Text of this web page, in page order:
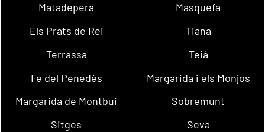
Matadepera
Masquefa
Els Prats de Rei
Tiana
Terrassa
Teià
Fe del Penedès
Margarida i els Monjos
Margarida de Montbui
Sobremunt
Sitges
Seva